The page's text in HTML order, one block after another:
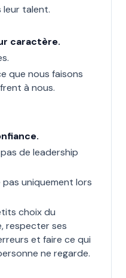
leur talent.
caractère.
que nous faisons
à nous.
de leadership
uniquement lors
choix du
respecter ses
et faire ce qui
ne regarde.